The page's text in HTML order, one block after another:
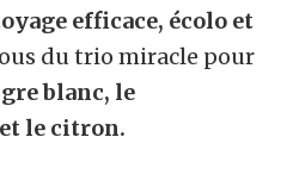
efficace, écolo et
du trio miracle pour
blanc, le
le citron.